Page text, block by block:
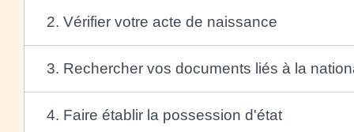
2. Vérifier votre acte de naissance
3. Rechercher vos documents liés à la
4. Faire établir la possession d'état